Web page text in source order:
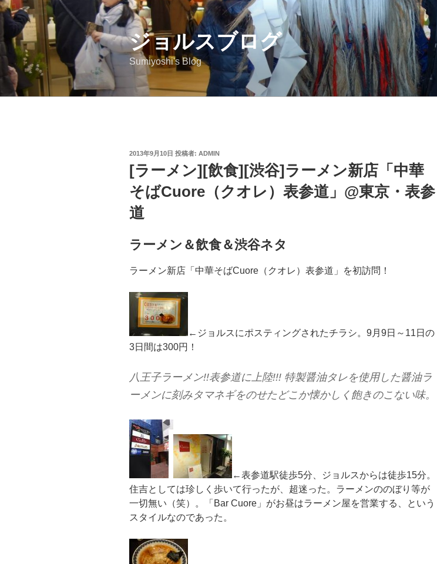
コ
ツ
へ
ジョルスブログ
Sumiyoshi's Blog
投
日:
2013年9月10日 投稿者: ADMIN
[ラーメン][飲食][渋谷]ラーメン新店「中華
そばCuore（クオレ）表参道」@東京・表参
道
ラーメン＆飲食＆渋谷ネタ
ラーメン新店「中華そばCuore（クオレ）表参道」を初訪問！
←ジョルスにポスティングされたチラシ。9月9日～11日の
3日間は300円！
八王子ラーメン!!表参道に上陸!!! 特製醤油タレを使用した醤油ラ
ーメンに刻みタマネギをのせたどこか懐かしく飽きのこない味。
←表参道駅徒歩5分、ジョルスからは徒歩15分。
住吉としては珍しく歩いて行ったが、超迷った。ラーメンののぼり等が
一切無い（笑）。「Bar Cuore」がお昼はラーメン屋を営業する、という
スタイルなのであった。